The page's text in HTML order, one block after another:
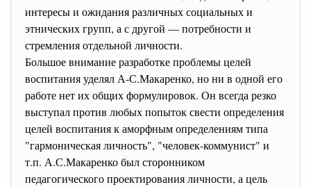
интересы и ожидания различных социальных и
этнических групп, а с другой — потребности и
стремления отдельной личности.
Большое внимание разработке проблемы целей
воспитания уделял А-С.Макаренко, но ни в одной его
работе нет их общих формулировок. Он всегда резко
выступал против любых попыток свести определения
целей воспитания к аморфным определениям типа
"гармоническая личность", "человек-коммунист" и
т.п. А.С.Макаренко был сторонником
педагогического проектирования личности, а цель